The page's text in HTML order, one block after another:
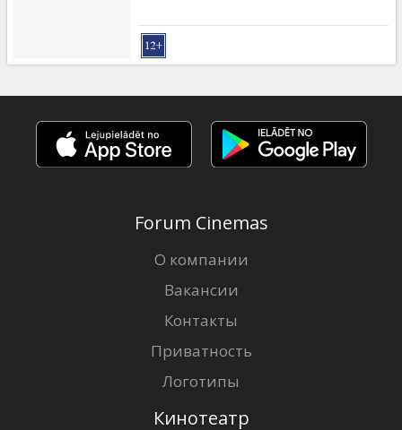
Forum Cinemas
О компании
Вакансии
Контакты
Приватность
Логотипы
Кинотеатр